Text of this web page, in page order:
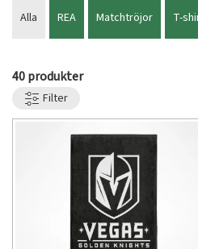
Alla REA Matchtröjor T-
40 produkter
Filter